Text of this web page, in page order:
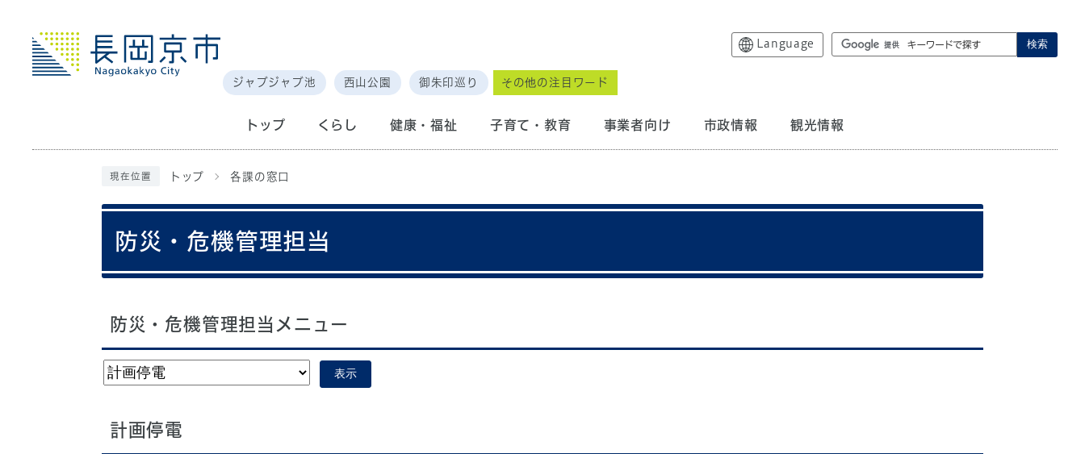
Language 検索
ジャブジャブ池 西山公園 御朱印巡り その他の注目ワード
トップ くらし 健康・福祉 子育て・教育 事業者向け 市政情報 観光情報
現在位置 トップ 各課の窓口
防災・危機管理担当
防災・危機管理担当メニュー
表示
計画停電